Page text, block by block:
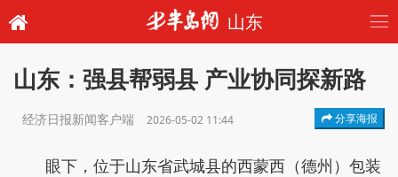
山东
山东：强县帮弱县 产业协同探新路
经济日报新闻客户端 2026-05-02 11:44 分享海报
眼下，位于山东省武城县的西蒙西（德州）包装